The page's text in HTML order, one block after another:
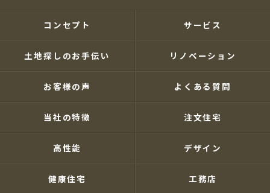
コンセプト サービス
土地探しのお手伝い リノベーション
お客様の声 よくある質問
当社の特徴 注文住宅
高性能 デザイン
健康住宅 工務店